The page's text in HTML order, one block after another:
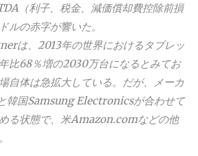
（利子、税金、減価償却費控除前損
ルの赤字が響いた。
は、2013年の世界におけるタブレッ
比68％増の2030万台になるとみてお
自体は急拡大している。だが、メーカ
韓国Samsung Electronicsが合わせて
る状態で、米Amazon.comなどの他